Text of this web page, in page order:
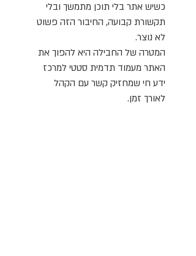
כשיש אתר בלי תוכן מתמשך ובלי
תקשורת קבועה, החיבור הזה פשוט
לא נוצר.
המטרה של החבילה היא להפוך את
האתר מעמוד תדמית סטטי למרכז
ידע חי שמחזיק קשר עם הקהל
לאורך זמן.